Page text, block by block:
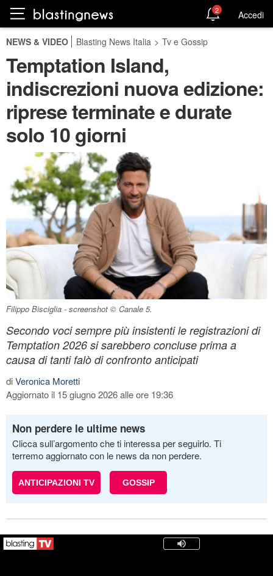
2 Accedi
NEWS & VIDEO Blasting News Italia > Tv e Gossip
Temptation Island,
indiscrezioni nuova edizione:
riprese terminate e durate
solo 10 giorni
Filippo Bisciglia - screenshot © Canale 5.
Secondo voci sempre più insistenti le registrazioni di
Temptation 2026 si sarebbero concluse prima a
causa di tanti falò di confronto anticipati
diVeronica Moretti
Aggiornato il 15 giugno 2026 alle ore 19:36
Non perdere le ultime news
Clicca sull’argomento che ti interessa per seguirlo. Ti
terremo aggiornato con le news da non perdere.
ANTICIPAZIONI TV GOSSIP